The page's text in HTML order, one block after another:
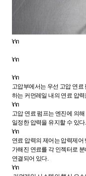
\r\n
\r\n
\r\n
고압부에서는 우선 고압 연
하는 커먼레일 내의 연료 압
\r\n
고압 연료 펌프는 엔진에 의
일정한 압력을 유지할 수 있다.
\r\n
연료 압력의 제어는 압력제어
가해진 연료를 각 인젝터로
연결되어 있다.
\r\n